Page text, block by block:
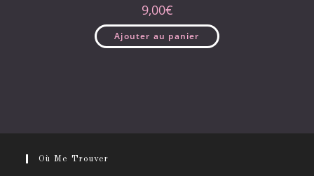
9,00€
Ajouter au panier
Où Me Trouver